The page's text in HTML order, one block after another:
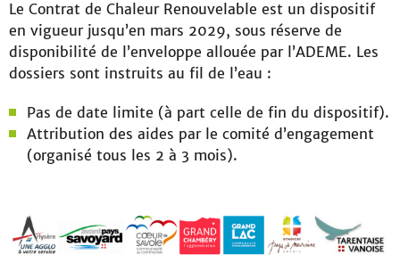
Le Contrat de Chaleur Renouvelable est un dispositif
en vigueur jusqu’en mars 2029, sous réserve de
disponibilité de l’enveloppe allouée par l’ADEME. Les
dossiers sont instruits au fil de l’eau :
Pas de date limite (à part celle de fin du dispositif).
Attribution des aides par le comité d’engagement
(organisé tous les 2 à 3 mois).